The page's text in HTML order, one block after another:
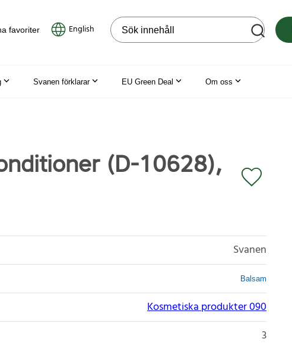
favoriter English Sök på webbplatsen
Svanen förklarar EU Green Deal Om oss
(D-10628),
Svanen
Balsam
Kosmetiska produkter 090
3